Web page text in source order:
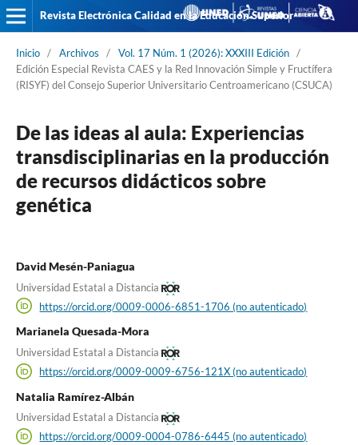
Revista Electrónica Calidad en la Educación Superior
Inicio / Archivos / Vol. 17 Núm. 1 (2026): XXXIII Edición /
Edición Especial Revista CAES y la Red Innovación Simple y Fructífera
(RISYF) del Consejo Superior Universitario Centroamericano (CSUCA)
De las ideas al aula: Experiencias
transdisciplinarias en la producción
de recursos didácticos sobre
genética
David Mesén-Paniagua
Universidad Estatal a Distancia
https://orcid.org/0009-0006-6851-1706 (no autenticado)
Marianela Quesada-Mora
Universidad Estatal a Distancia
https://orcid.org/0009-0009-6756-121X (no autenticado)
Natalia Ramírez-Albán
Universidad Estatal a Distancia
https://orcid.org/0009-0004-0786-6445 (no autenticado)